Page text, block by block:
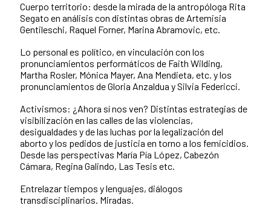
Cuerpo territorio: desde la mirada de la antropóloga Rita
Segato en análisis con distintas obras de Artemisia
Gentileschi, Raquel Forner, Marina Abramovic, etc.
Lo personal es político, en vinculación con los
pronunciamientos performáticos de Faith Wilding,
Martha Rosler, Mónica Mayer, Ana Mendieta, etc. y los
pronunciamientos de Gloria Anzaldua y Silvia Federicci.
Activismos: ¿Ahora sí nos ven? Distintas estrategias de
visibilización en las calles de las violencias,
desigualdades y de las luchas por la legalización del
aborto y los pedidos de justicia en torno a los femicidios.
Desde las perspectivas María Pía López, Cabezón
Cámara, Regina Galindo, Las Tesis etc.
Entrelazar tiempos y lenguajes, diálogos
transdisciplinarios. Miradas.